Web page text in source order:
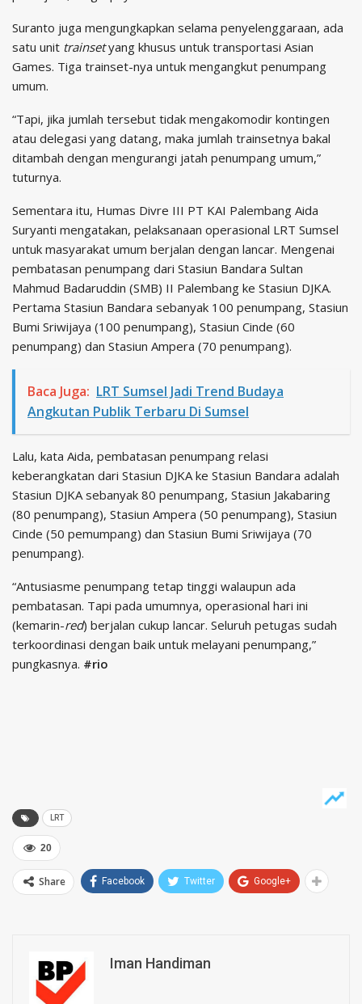
Suranto juga mengungkapkan selama penyelenggaraan, ada
satu unit trainsetyang khusus untuk transportasi Asian
Games. Tiga trainset-nya untuk mengangkut penumpang
umum.
“Tapi, jika jumlah tersebut tidak mengakomodir kontingen
atau delegasi yang datang, maka jumlah trainsetnya bakal
ditambah dengan mengurangi jatah penumpang umum,”
tuturnya.
Sementara itu, Humas Divre III PT KAI Palembang Aida
Suryanti mengatakan, pelaksanaan operasional LRT Sumsel
untuk masyarakat umum berjalan dengan lancar. Mengenai
pembatasan penumpang dari Stasiun Bandara Sultan
Mahmud Badaruddin (SMB) II Palembang ke Stasiun DJKA.
Pertama Stasiun Bandara sebanyak 100 penumpang, Stasiun
Bumi Sriwijaya (100 penumpang), Stasiun Cinde (60
penumpang) dan Stasiun Ampera (70 penumpang).
Baca Juga: LRT Sumsel Jadi Trend Budaya
Angkutan Publik Terbaru Di Sumsel
Lalu, kata Aida, pembatasan penumpang relasi
keberangkatan dari Stasiun DJKA ke Stasiun Bandara adalah
Stasiun DJKA sebanyak 80 penumpang, Stasiun Jakabaring
(80 penumpang), Stasiun Ampera (50 penumpang), Stasiun
Cinde (50 pemumpang) dan Stasiun Bumi Sriwijaya (70
penumpang).
“Antusiasme penumpang tetap tinggi walaupun ada
pembatasan. Tapi pada umumnya, operasional hari ini
(kemarin-red) berjalan cukup lancar. Seluruh petugas sudah
terkoordinasi dengan baik untuk melayani penumpang,”
pungkasnya. #rio
LRT
20
Share Facebook Twitter Google+
Iman Handiman